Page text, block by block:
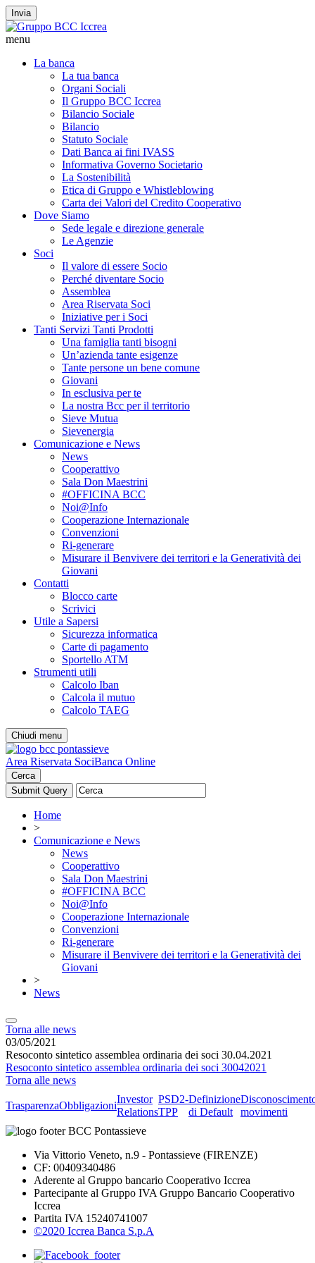
Invia
menu
La banca
La tua banca
Organi Sociali
Il Gruppo BCC Iccrea
Bilancio Sociale
Bilancio
Statuto Sociale
Dati Banca ai fini IVASS
Informativa Governo Societario
La Sostenibilità
Etica di Gruppo e Whistleblowing
Carta dei Valori del Credito Cooperativo
Dove Siamo
Sede legale e direzione generale
Le Agenzie
Soci
Il valore di essere Socio
Perché diventare Socio
Assemblea
Area Riservata Soci
Iniziative per i Soci
Tanti Servizi Tanti Prodotti
Una famiglia tanti bisogni
Un’azienda tante esigenze
Tante persone un bene comune
Giovani
In esclusiva per te
La nostra Bcc per il territorio
Sieve Mutua
Sievenergia
Comunicazione e News
News
Cooperattivo
Sala Don Maestrini
#OFFICINA BCC
Noi@Info
Cooperazione Internazionale
Convenzioni
Ri-generare
Misurare il Benvivere dei territori e la Generatività dei
Giovani
Contatti
Blocco carte
Scrivici
Utile a Sapersi
Sicurezza informatica
Carte di pagamento
Sportello ATM
Strumenti utili
Calcolo Iban
Calcola il mutuo
Calcolo TAEG
Chiudi menu
Area Riservata SociBanca Online
Cerca
Home
>
Comunicazione e News
News
Cooperattivo
Sala Don Maestrini
#OFFICINA BCC
Noi@Info
Cooperazione Internazionale
Convenzioni
Ri-generare
Misurare il Benvivere dei territori e la Generatività dei
Giovani
>
News
Torna alle news
03/05/2021
Resoconto sintetico assemblea ordinaria dei soci 30.04.2021
Resoconto sintetico assemblea ordinaria dei soci 30042021
Torna alle news
TrasparenzaObbligazioni
Investor
Relations
PSD2-
TPP
Definizione
di Default
movimenti
Via Vittorio Veneto, n.9 - Pontassieve (FIRENZE)
CF: 00409340486
Aderente al Gruppo bancario Cooperativo Iccrea
Partecipante al Gruppo IVA Gruppo Bancario Cooperativo
Iccrea
Partita IVA 15240741007
©2020 Iccrea Banca S.p.A